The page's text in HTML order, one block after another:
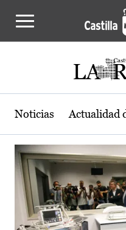
Actualidad de
Noticias Actualidad